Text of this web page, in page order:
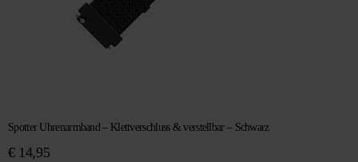
Spotter Uhrenarmband – Klettverschluss & verstellbar – Schwarz
€14,95